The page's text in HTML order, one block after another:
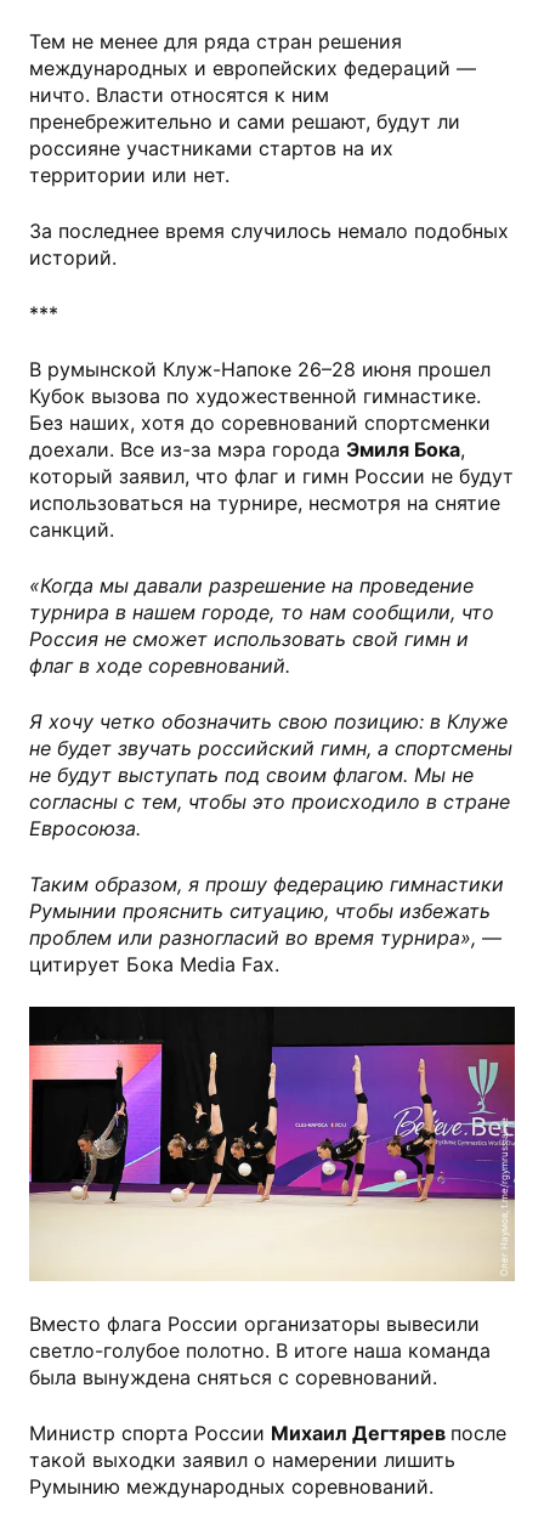
Тем не менее для ряда стран решения
международных и европейских федераций —
ничто. Власти относятся к ним
пренебрежительно и сами решают, будут ли
россияне участниками стартов на их
территории или нет.
За последнее время случилось немало подобных
историй.
***
В румынской Клуж-Напоке 26–28 июня прошел
Кубок вызова по художественной гимнастике.
Без наших, хотя до соревнований спортсменки
доехали. Все из-за мэра города Эмиля Бока,
который заявил, что флаг и гимн России не будут
использоваться на турнире, несмотря на снятие
санкций.
«Когда мы давали разрешение на проведение
турнира в нашем городе, то нам сообщили, что
Россия не сможет использовать свой гимн и
флаг в ходе соревнований.
Я хочу четко обозначить свою позицию: в Клуже
не будет звучать российский гимн, а спортсмены
не будут выступать под своим флагом. Мы не
согласны с тем, чтобы это происходило в стране
Евросоюза.
Таким образом, я прошу федерацию гимнастики
Румынии прояснить ситуацию, чтобы избежать
проблем или разногласий во время турнира», —
цитирует Бока Media Fax.
Олег Наумов, t.me/rgymrussialive
Вместо флага России организаторы вывесили
светло-голубое полотно. В итоге наша команда
была вынуждена сняться с соревнований.
Министр спорта России Михаил Дегтярев после
такой выходки заявил о намерении лишить
Румынию международных соревнований.